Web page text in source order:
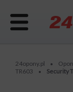
24opony.pl •
TR603
• Security